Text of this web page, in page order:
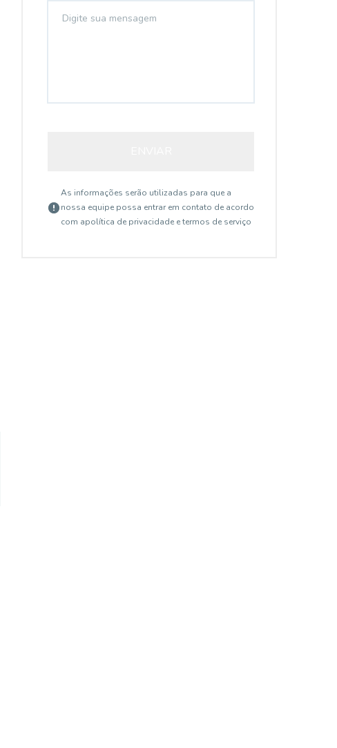
As informações serão utilizadas para que a
nossa equipe possa entrar em contato de acordo
com apolítica de privacidade e termos de serviço